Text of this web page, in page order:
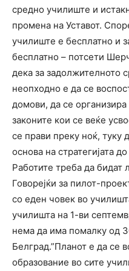
средно училиште и
промена на Уставот.
училиште е бесплатно и
бесплатно – потсети
дека за задолжителното
неопходно е да се
домови, да се
законите кои се веќе
се прави преку ноќ, туку
основа на стратегијата
Работите треба да бидат
Говорејќи за пилот-
со еден човек во
училишта на 1-ви
нема да има помалку од
Белград.”Планот е да се
образование во сите